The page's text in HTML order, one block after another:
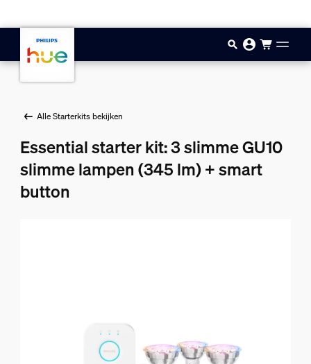
Alle Starterkits bekijken
Essential starter kit: 3 slimme GU10
slimme lampen (345 lm) + smart
button